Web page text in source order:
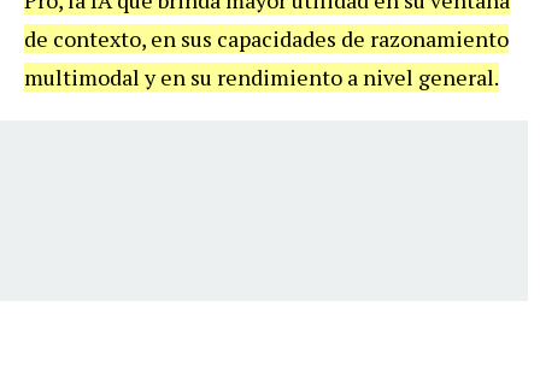
de contexto, en sus capacidades de razonamiento
multimodal y en su rendimiento a nivel general.